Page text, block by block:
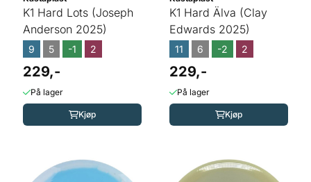
K1 Hard Lots (Joseph
Anderson 2025)
9 5 -1 2
229,-
På lager
Kjøp
K1 Hard Älva (Clay
Edwards 2025)
11 6 -2 2
229,-
På lager
Kjøp